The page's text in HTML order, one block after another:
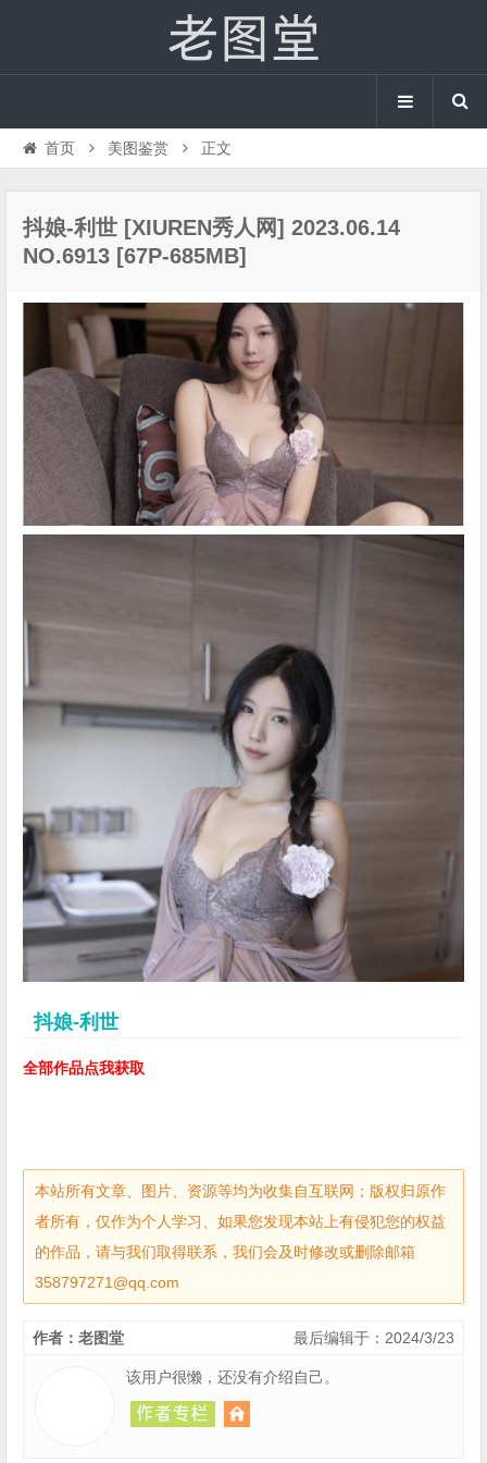
首页 美图鉴赏 正文
抖娘-利世 [XIUREN秀人网] 2023.06.14
NO.6913 [67P-685MB]
抖娘-利世
全部作品点我获取
本站所有文章、图片、资源等均为收集自互联网；版权归原作
者所有，仅作为个人学习、如果您发现本站上有侵犯您的权益
的作品，请与我们取得联系，我们会及时修改或删除邮箱
358797271@qq.com
最后编辑于：2024/3/23
作者：老图堂
该用户很懒，还没有介绍自己。